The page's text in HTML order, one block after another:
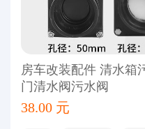
房车改装配件 清水箱
门清水阀污水阀
38.00 元